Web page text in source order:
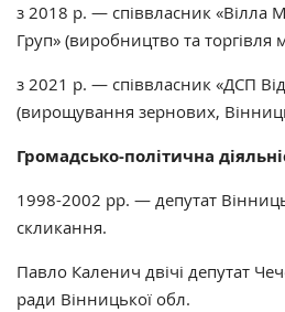
з 2018 р. — співвласник «Вілла
Груп» (виробництво та
з 2021 р. — співвласник «ДСП
(вирощування зернових,
Громадсько-політична
1998-2002 рр. — депутат
скликання.
Павло Каленич двічі депутат
ради Вінницької обл.